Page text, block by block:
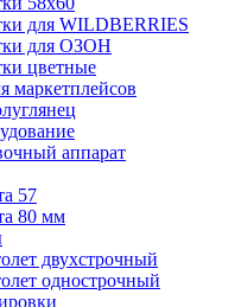
для WILDBERRIES
для ОЗОН
цветные
маркетплейсов
аппарат
57
80 мм
двухстрочный
однострочный